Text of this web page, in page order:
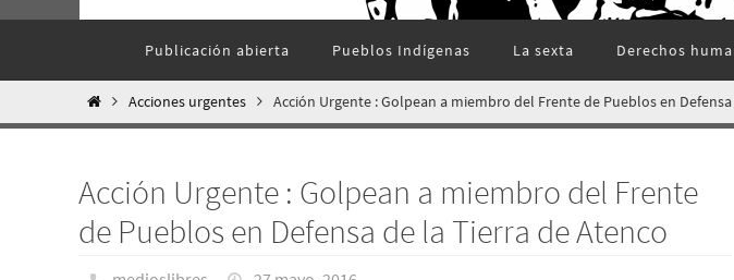
contenido
Publicación abierta Pueblos Indí­genas La sexta Derechos
InicioAcciones urgentes Acción Urgente : Golpean a miembro del Frente de Pueblos en
Acción Urgente : Golpean a miembro del Frente
de Pueblos en Defensa de la Tierra de Atenco